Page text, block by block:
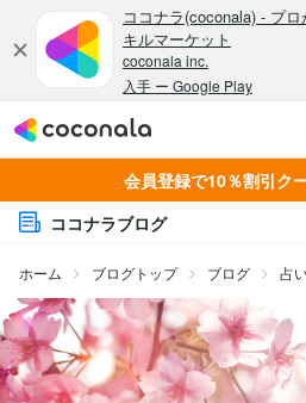
会員登録で10％割引ク
ココナラブログ
ホーム ブログトップ ブログ 占